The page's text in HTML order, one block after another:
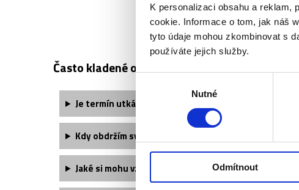
K personalizaci obsahu a
cookie. Informace o tom, jak náš
tyto údaje mohou zkombinovat s
používáte jejich služby.
souhlasu
Nutné
Odmítnout
OGC NICE -
Často kladené otázky:
Je termín utkání finálně potvrzený?
Kdy obdržím své vstupenky?
Jaké si mohu vzít oblečení?